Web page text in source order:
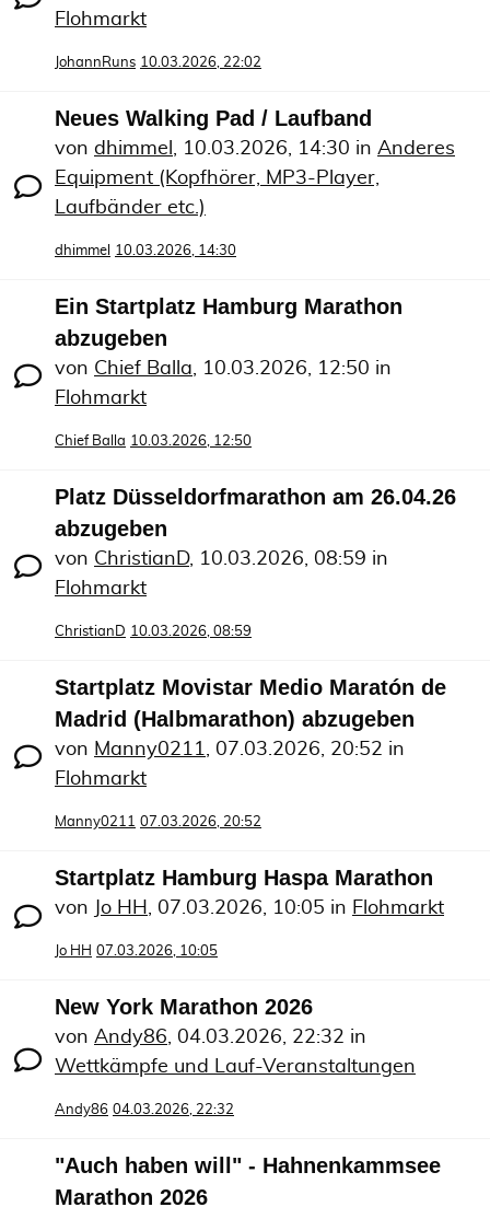
Flohmarkt
JohannRuns 10.03.2026, 22:02
Neues Walking Pad / Laufband
von dhimmel , 10.03.2026, 14:30 in Anderes
Equipment (Kopfhörer, MP3-Player,
Laufbänder etc.)
dhimmel 10.03.2026, 14:30
Ein Startplatz Hamburg Marathon
abzugeben
von Chief Balla, 10.03.2026, 12:50 in
Flohmarkt
Chief Balla 10.03.2026, 12:50
Platz Düsseldorfmarathon am 26.04.26
abzugeben
von ChristianD, 10.03.2026, 08:59 in
Flohmarkt
ChristianD 10.03.2026, 08:59
Startplatz Movistar Medio Maratón de
Madrid (Halbmarathon) abzugeben
von Manny0211, 07.03.2026, 20:52 in
Flohmarkt
Manny0211 07.03.2026, 20:52
Startplatz Hamburg Haspa Marathon
von Jo HH , 07.03.2026, 10:05 in Flohmarkt
Jo HH 07.03.2026, 10:05
New York Marathon 2026
von Andy86, 04.03.2026, 22:32 in
Wettkämpfe und Lauf-Veranstaltungen
Andy86 04.03.2026, 22:32
"Auch haben will" - Hahnenkammsee
Marathon 2026